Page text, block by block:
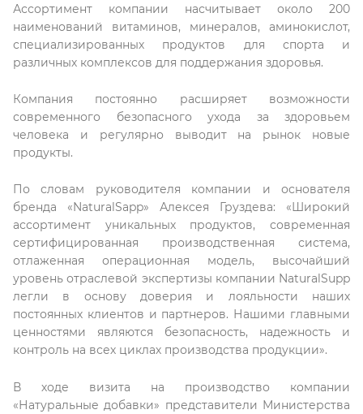
Ассортимент компании насчитывает около 200
наименований витаминов, минералов, аминокислот,
специализированных продуктов для спорта и
различных комплексов для поддержания здоровья.
Компания постоянно расширяет возможности
современного безопасного ухода за здоровьем
человека и регулярно выводит на рынок новые
продукты.
По словам руководителя компании и основателя
бренда «NaturalSapp» Алексея Груздева: «Широкий
ассортимент уникальных продуктов, современная
сертифицированная производственная система,
отлаженная операционная модель, высочайший
уровень отраслевой экспертизы компании NaturalSupp
легли в основу доверия и лояльности наших
постоянных клиентов и партнеров. Нашими главными
ценностями являются безопасность, надежность и
контроль на всех циклах производства продукции».
В ходе визита на производство компании
«Натуральные добавки» представители Министерства